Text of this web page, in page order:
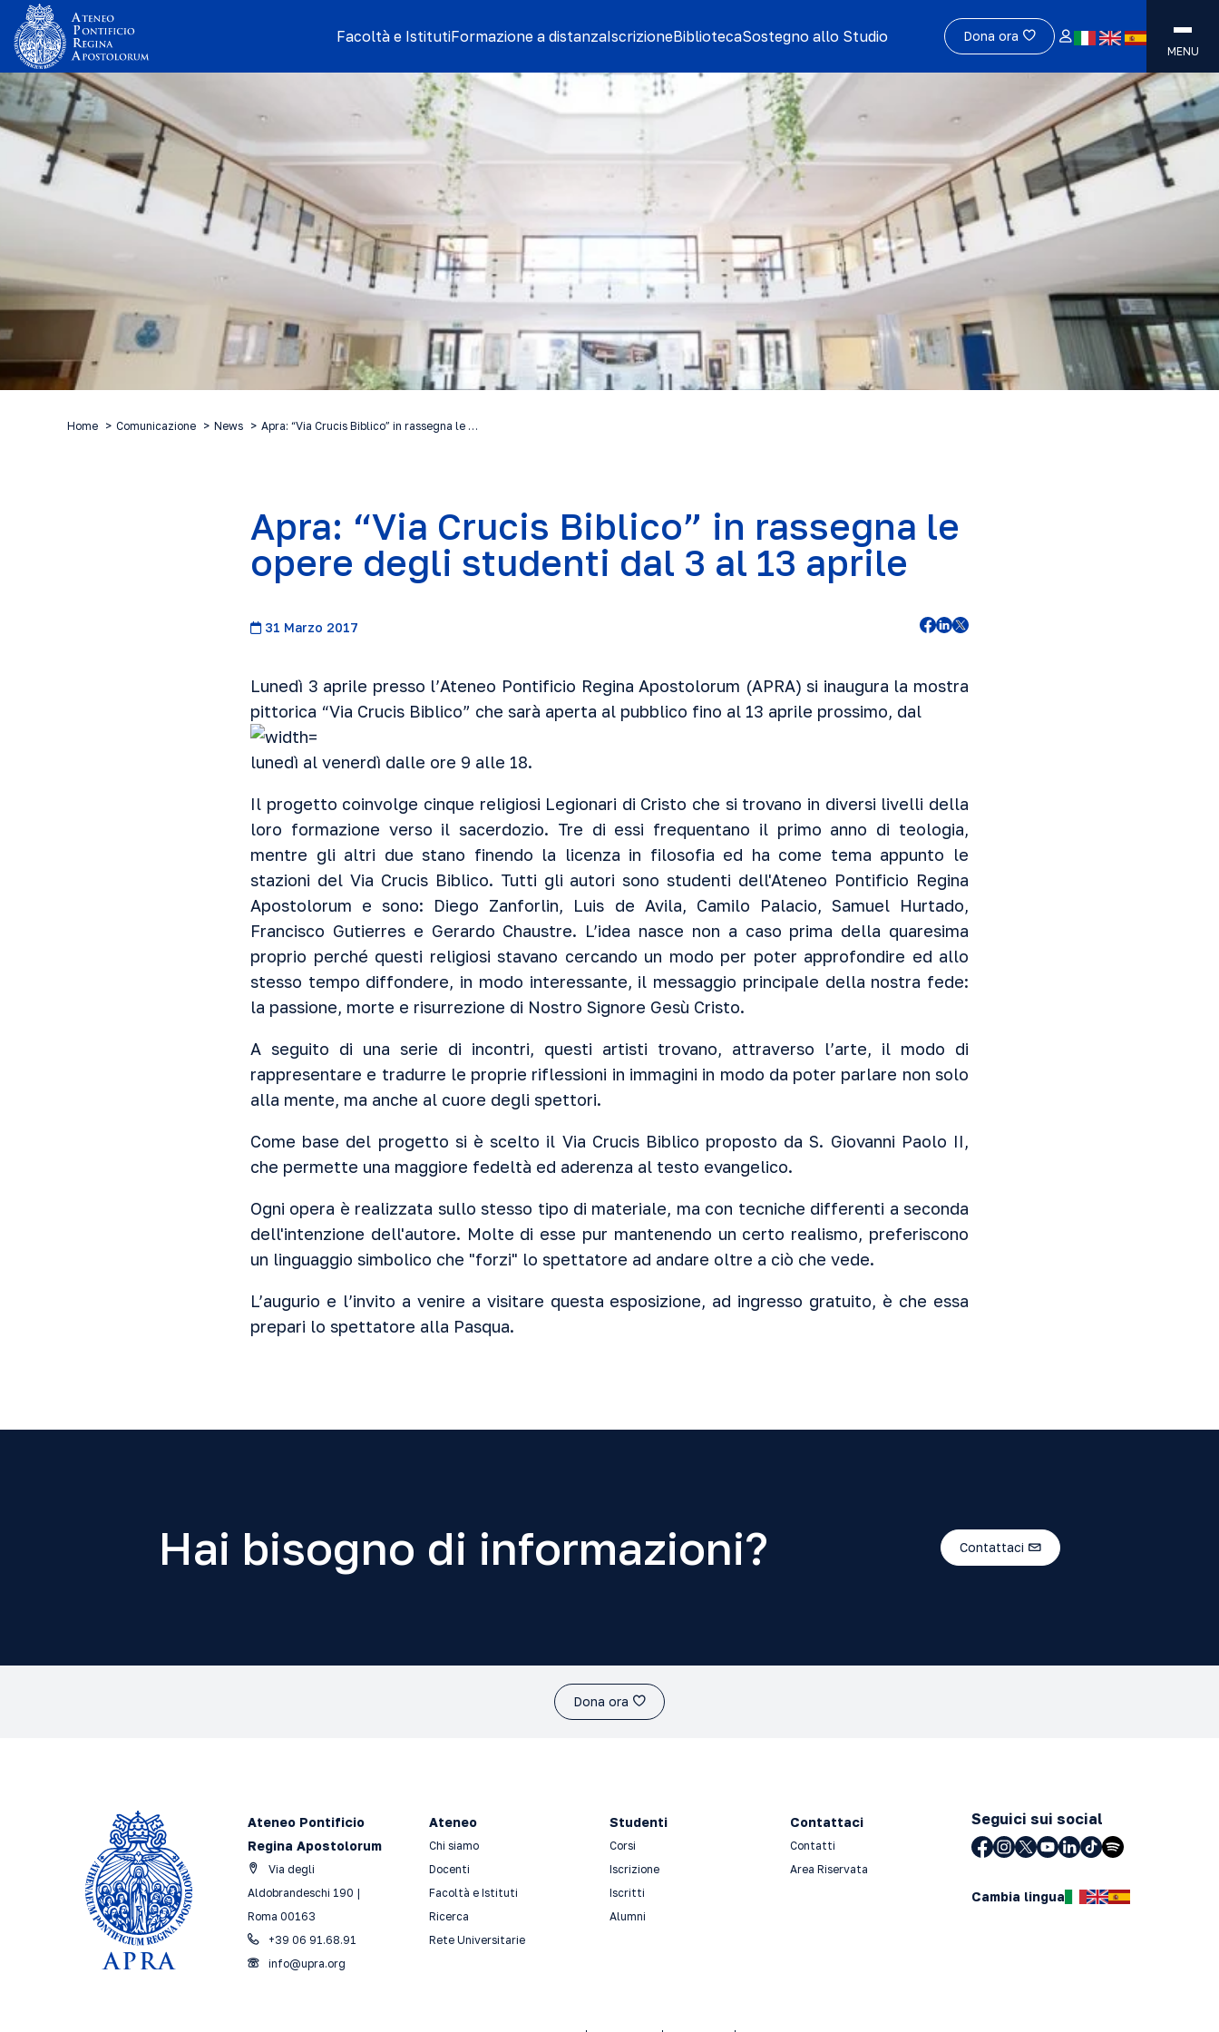
Facoltà e IstitutiFormazione a distanzaIscrizioneBibliotecaSostegno allo Studio Dona ora
MENU
Home Comunicazione News Apra: “Via Crucis Biblico” in rassegna le …
Apra: “Via Crucis Biblico” in rassegna le
opere degli studenti dal 3 al 13 aprile
31 Marzo 2017
Lunedì 3 aprile presso l’Ateneo Pontificio Regina Apostolorum (APRA) si inaugura la mostra
pittorica “Via Crucis Biblico” che sarà aperta al pubblico fino al 13 aprile prossimo, dal
lunedì al venerdì dalle ore 9 alle 18.
Il progetto coinvolge cinque religiosi Legionari di Cristo che si trovano in diversi livelli della
loro formazione verso il sacerdozio. Tre di essi frequentano il primo anno di teologia,
mentre gli altri due stano finendo la licenza in filosofia ed ha come tema appunto le
stazioni del Via Crucis Biblico. Tutti gli autori sono studenti dell'Ateneo Pontificio Regina
Apostolorum e sono: Diego Zanforlin, Luis de Avila, Camilo Palacio, Samuel Hurtado,
Francisco Gutierres e Gerardo Chaustre. L’idea nasce non a caso prima della quaresima
proprio perché questi religiosi stavano cercando un modo per poter approfondire ed allo
stesso tempo diffondere, in modo interessante, il messaggio principale della nostra fede:
la passione, morte e risurrezione di Nostro Signore Gesù Cristo.
A seguito di una serie di incontri, questi artisti trovano, attraverso l’arte, il modo di
rappresentare e tradurre le proprie riflessioni in immagini in modo da poter parlare non solo
alla mente, ma anche al cuore degli spettori.
Come base del progetto si è scelto il Via Crucis Biblico proposto da S. Giovanni Paolo II,
che permette una maggiore fedeltà ed aderenza al testo evangelico.
Ogni opera è realizzata sullo stesso tipo di materiale, ma con tecniche differenti a seconda
dell'intenzione dell'autore. Molte di esse pur mantenendo un certo realismo, preferiscono
un linguaggio simbolico che "forzi" lo spettatore ad andare oltre a ciò che vede.
L’augurio e l’invito a venire a visitare questa esposizione, ad ingresso gratuito, è che essa
prepari lo spettatore alla Pasqua.
Hai bisogno di informazioni? Contattaci
Dona ora
Ateneo Pontificio
Regina Apostolorum
Via degli
Aldobrandeschi 190 |
Roma 00163
+39 06 91.68.91
info@upra.org
Ateneo
Chi siamo
Docenti
Facoltà e Istituti
Ricerca
Rete Universitarie
Studenti
Corsi
Iscrizione
Iscritti
Alumni
Contattaci
Contatti
Area Riservata
Seguici sui social
Cambia lingua